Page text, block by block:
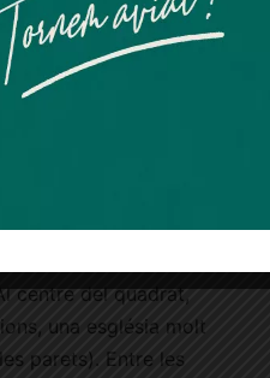
Els terrenys es
centre del quadrat,
una església molt
parets). Entre les
al Diari el Jardí, dona el seu
per rebre comunicacions
amb el servei. Aquest
revocat en qualsevol moment
present a tots els correus.